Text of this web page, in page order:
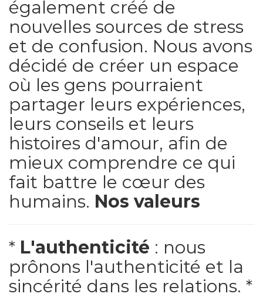
également créé de
nouvelles sources de stress
et de confusion. Nous avons
décidé de créer un espace
où les gens pourraient
partager leurs expériences,
leurs conseils et leurs
histoires d'amour, afin de
mieux comprendre ce qui
fait battre le cœur des
humains. Nos valeurs
* L'authenticité : nous
prônons l'authenticité et la
sincérité dans les relations. *